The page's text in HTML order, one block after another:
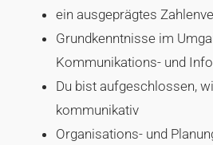
ein ausgeprägtes
Grundkenntnisse im
Kommunikations- und
Du bist aufgeschlossen,
kommunikativ
Organisations- und